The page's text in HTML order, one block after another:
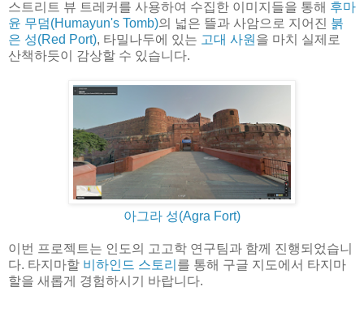
스트리트 뷰 트레커를 사용하여 수집한 이미지들을 통해 후마
윤 무덤(Humayun's Tomb)의 넓은 뜰과 사암으로 지어진 붉
은 성(Red Port), 타밀나두에 있는 고대 사원 을 마치 실제로
산책하듯이 감상할 수 있습니다.
아그라 성(Agra Fort)
이번 프로젝트는 인도의 고고학 연구팀과 함께 진행되었습니
다. 타지마할 비하인드 스토리 를 통해 구글 지도에서 타지마
할을 새롭게 경험하시기 바랍니다.